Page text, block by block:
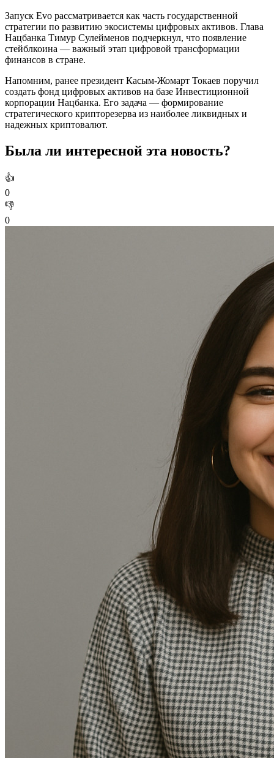
Запуск Evo рассматривается как часть государственной
стратегии по развитию экосистемы цифровых активов. Глава
Нацбанка Тимур Сулейменов подчеркнул, что появление
стейблкоина — важный этап цифровой трансформации
финансов в стране.
Напомним, ранее президент Касым-Жомарт Токаев поручил
создать фонд цифровых активов на базе Инвестиционной
корпорации Нацбанка. Его задача — формирование
стратегического крипторезерва из наиболее ликвидных и
надежных криптовалют.
Была ли интересной эта новость?
👍
0
👎
0